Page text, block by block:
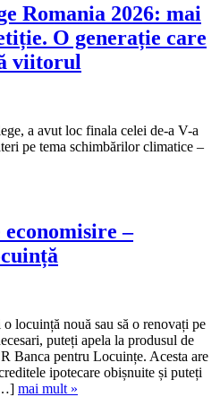
Romania 2026: mai
O generație care
viitorul
a avut loc finala celei de-a V-a
pe tema schimbărilor climatice –
–
locuință nouă sau să o renovați pe
puteți apela la produsul de
Banca pentru Locuințe. Acesta are
ipotecare obișnuite și puteți
mai mult »